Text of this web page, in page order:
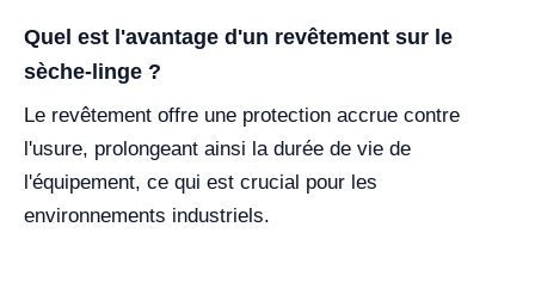
Quel est l'avantage d'un revêtement sur le
sèche-linge ?
Le revêtement offre une protection accrue contre
l'usure, prolongeant ainsi la durée de vie de
l'équipement, ce qui est crucial pour les
environnements industriels.